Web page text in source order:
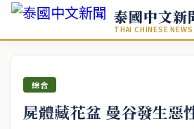
泰國中文新
THAI CHINESE NEWS
綜合
屍體藏花盆 曼谷發生惡